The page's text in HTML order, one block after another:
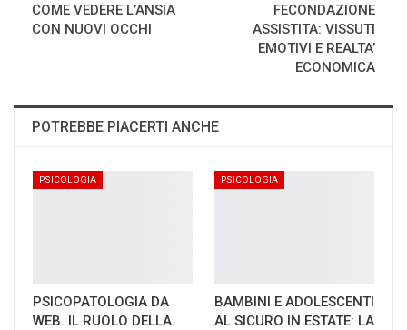
COME VEDERE L’ANSIA
CON NUOVI OCCHI
FECONDAZIONE
ASSISTITA: VISSUTI
EMOTIVI E REALTA’
ECONOMICA
POTREBBE PIACERTI ANCHE
PSICOLOGIA
PSICOPATOLOGIA DA
WEB. IL RUOLO DELLA
PSICOLOGIA
BAMBINI E ADOLESCENTI
AL SICURO IN ESTATE: LA